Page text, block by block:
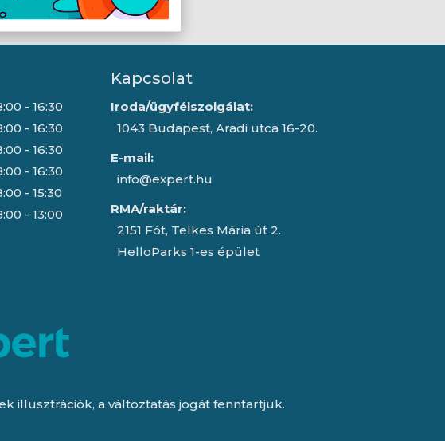
- 16:30
- 16:30
- 16:30
- 16:30
- 15:30
- 13:00
Kapcsolat
Iroda/ügyfélszolgálat:
1043 Budapest, Aradi utca 16-20.
E-mail:
info@expert.hu
RMA/raktár:
2151 Fót, Telkes Mária út 2.
HelloParks 1-es épület
illusztrációk, a változtatás jogát fenntartjuk.